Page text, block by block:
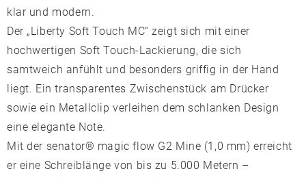
klar und modern.
Der „Liberty Soft Touch MC“ zeigt sich mit einer
hochwertigen Soft Touch-Lackierung, die sich
samtweich anfühlt und besonders griffig in der Hand
liegt. Ein transparentes Zwischenstück am Drücker
sowie ein Metallclip verleihen dem schlanken Design
eine elegante Note.
Mit der senator® magic flow G2 Mine (1,0 mm) erreicht
er eine Schreiblänge von bis zu 5.000 Metern –